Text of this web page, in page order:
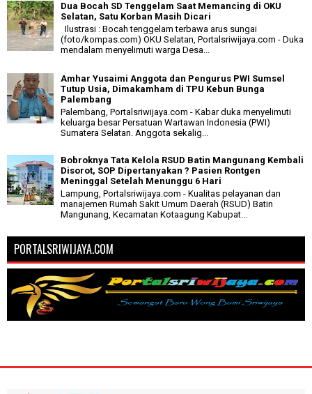
Dua Bocah SD Tenggelam Saat Memancing di OKU
Selatan, Satu Korban Masih Dicari
Ilustrasi : Bocah tenggelam terbawa arus sungai
(foto/kompas.com) OKU Selatan, Portalsriwijaya.com - Duka
mendalam menyelimuti warga Desa...
Amhar Yusaimi Anggota dan Pengurus PWI Sumsel
Tutup Usia, Dimakamham di TPU Kebun Bunga
Palembang
Palembang, Portalsriwijaya.com - Kabar duka menyelimuti
keluarga besar Persatuan Wartawan Indonesia (PWI)
Sumatera Selatan. Anggota sekalig...
Bobroknya Tata Kelola RSUD Batin Mangunang Kembali
Disorot, SOP Dipertanyakan ? Pasien Rontgen
Meninggal Setelah Menunggu 6 Hari
Lampung, Portalsriwijaya.com - Kualitas pelayanan dan
manajemen Rumah Sakit Umum Daerah (RSUD) Batin
Mangunang, Kecamatan Kotaagung Kabupat...
PORTALSRIWIJAYA.COM